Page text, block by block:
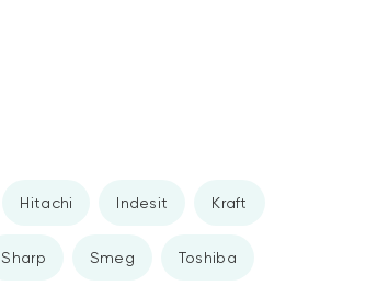
Hitachi Indesit Kraft
Sharp Smeg Toshiba